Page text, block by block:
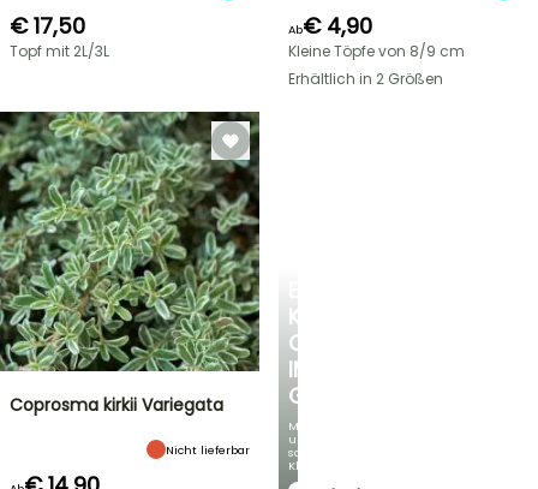
KÜHLE
OASE
IM
GARTEN
Mit
unseren
schönsten
Kletterpflanzen!
€ 17,50
Topf mit 2L/3L
Ab€ 4,90
Kleine Töpfe von 8/9 cm
Erhältlich in 2 Größen
Coprosma kirkii Variegata
Nicht lieferbar